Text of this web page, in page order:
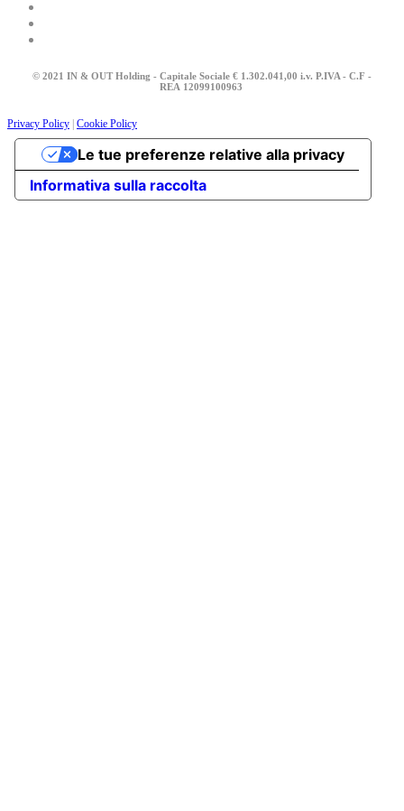
© 2021 IN & OUT Holding - Capitale Sociale € 1.302.041,00 i.v. P.IVA - C.F -
REA 12099100963
Privacy Policy Cookie Policy
Informativa sulla raccolta
Le tue preferenze relative alla privacy